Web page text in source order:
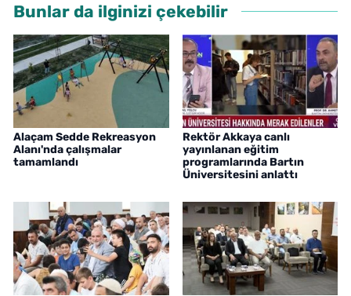
Bunlar da ilginizi çekebilir
Alaçam Sedde Rekreasyon
Alanı'nda çalışmalar
tamamlandı
Rektör Akkaya canlı
yayınlanan eğitim
programlarında Bartın
Üniversitesini anlattı